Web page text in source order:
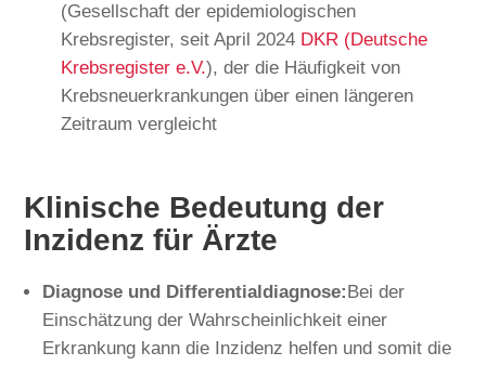
(Gesellschaft der epidemiologischen
Krebsregister, seit April 2024 DKR (Deutsche
Krebsregister e.V.), der die Häufigkeit von
Krebsneuerkrankungen über einen längeren
Zeitraum vergleicht
Klinische Bedeutung der
Inzidenz für Ärzte
Diagnose und Differentialdiagnose:Bei der
Einschätzung der Wahrscheinlichkeit einer
Erkrankung kann die Inzidenz helfen und somit die